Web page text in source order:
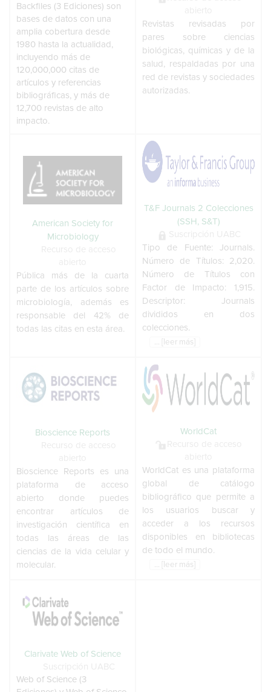
Backfiles (3 Ediciones) son
bases de datos con una
amplia cobertura desde
1980 hasta la actualidad,
incluyendo más de
120,000,000 citas de
artículos y referencias
bibliográficas, y más de
12,700 revistas de alto
impacto.
Revistas revisadas por
pares sobre ciencias
biológicas, químicas y de la
salud, respaldadas por una
red de revistas y sociedades
autorizadas.
American Society for
Microbiology
Pública más de la cuarta
parte de los artículos sobre
microbiología, además es
responsable del 42% de
todas las citas en esta área.
T&F Journals 2 Colecciones
(SSH, S&T)
Tipo de Fuente: Journals.
Número de Títulos: 2,020.
Número de Títulos con
Factor de Impacto: 1,915.
Descriptor: Journals
divididos en dos
colecciones.
... [leer más]
Bioscience Reports
Bioscience Reports es una
plataforma de acceso
abierto donde puedes
encontrar artículos de
investigación científica en
todas las áreas de las
ciencias de la vida celular y
molecular.
WorldCat
WorldCat es una plataforma
global de catálogo
bibliográfico que permite a
los usuarios buscar y
acceder a los recursos
disponibles en bibliotecas
de todo el mundo.
... [leer más]
Clarivate Web of Science
Web of Science (3